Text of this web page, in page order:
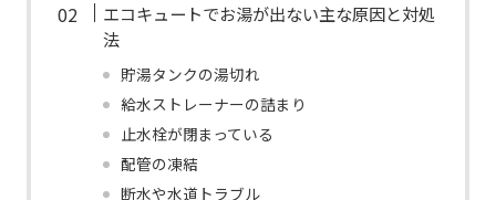
エコキュートでお湯が出ない主な原因と対処
法
貯湯タンクの湯切れ
給水ストレーナーの詰まり
止水栓が閉まっている
配管の凍結
断水や水道トラブル